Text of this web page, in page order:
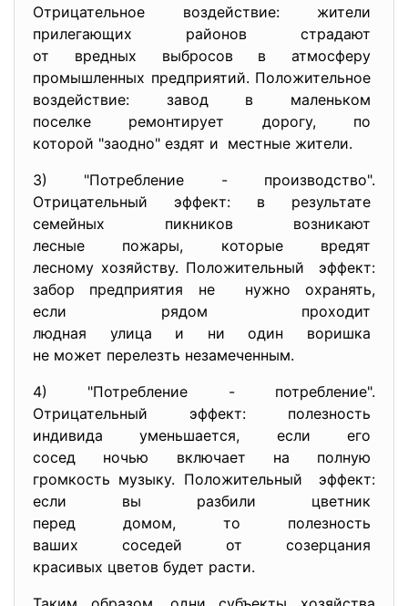
Отрицательное воздействие: жители
прилегающих районов страдают
от вредных выбросов в атмосферу
промышленных предприятий. Положительное
воздействие: завод в маленьком
поселке ремонтирует дорогу, по
которой "заодно" ездят и местные жители.
3) "Потребление - производство".
Отрицательный эффект: в результате
семейных пикников возникают
лесные пожары, которые вредят
лесному хозяйству. Положительный эффект:
забор предприятия не нужно охранять,
если рядом проходит
людная улица и ни один воришка
не может перелезть незамеченным.
4) "Потребление - потребление".
Отрицательный эффект: полезность
индивида уменьшается, если его
сосед ночью включает на полную
громкость музыку. Положительный эффект:
если вы разбили цветник
перед домом, то полезность
ваших соседей от созерцания
красивых цветов будет расти.